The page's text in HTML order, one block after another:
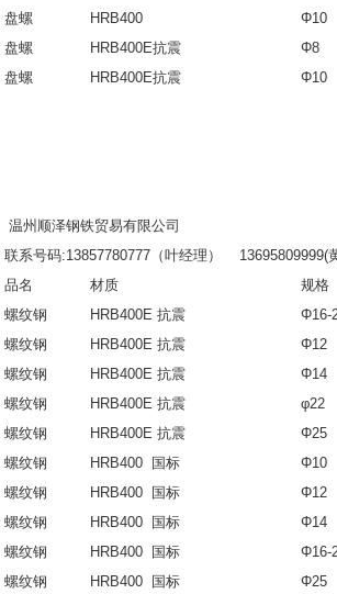
盘螺
HRB400 Φ10
盘螺
HRB400E抗震 Φ8
盘螺
HRB400E抗震 Φ10
温州顺泽钢铁贸易有限公司
联系号码:13857780777（叶经理）
品名
材质 规格
螺纹钢
HRB400E 抗震 Φ16-
螺纹钢
HRB400E 抗震 Φ12
螺纹钢
HRB400E 抗震 Φ14
螺纹钢
HRB400E 抗震 φ22
螺纹钢
HRB400E 抗震 Φ25
螺纹钢
HRB400 国标 Φ10
螺纹钢
HRB400 国标 Φ12
螺纹钢
HRB400 国标 Φ14
螺纹钢
HRB400 国标 Φ16-
螺纹钢
HRB400 国标 Φ25